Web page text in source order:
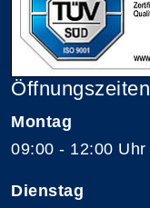
Öffnungszeiten
Montag
09:00 - 12:00 Uhr
Dienstag